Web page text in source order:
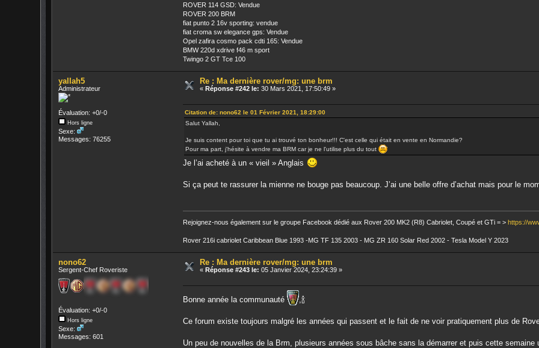
ROVER 114 GSD: Vendue
ROVER 200 BRM
fiat punto 2 16v sporting: vendue
fiat croma sw elegance gps: Vendue
Opel zafira cosmo pack cdti 165: Vendue
BMW 220d xdrive f46 m sport
Twingo 2 GT Tce 100
yallah5
Administrateur
Évaluation: +0/-0
Hors ligne
Sexe:
Messages: 76255
Re : Ma dernière rover/mg: une brm
«Réponse #242 le: 30 Mars 2021, 17:50:49 »
Citation de: nono62 le 01 Février 2021, 18:29:00
Salut Yallah,
Je suis content pour toi que tu ai trouvé ton bonheur!!! C'est celle qui était en vente en Normandie?
Pour ma part, j'hésite à vendre ma BRM car je ne l'utilise plus du tout
Je l’ai acheté à un « vieil » Anglais
Si ça peut te rassurer la mienne ne bouge pas beaucoup. J’ai une belle offre d’achat mais pour le
Rejoignez-nous également sur le groupe Facebook dédié aux Rover 200 MK2 (R8) Cabriolet, Coupé et GTi = > https://
Rover 216i cabriolet Caribbean Blue 1993 -MG TF 135 2003 - MG ZR 160 Solar Red 2002 - Tesla Model Y 2023
nono62
Sergent-Chef Roveriste
Évaluation: +0/-0
Hors ligne
Sexe:
Messages: 601
Re : Ma dernière rover/mg: une brm
«Réponse #243 le: 05 Janvier 2024, 23:24:39 »
Bonne année la communauté ,🍾
Ce forum existe toujours malgré les années qui passent et le fait de ne voir pratiquement plus de
Un peu de nouvelles de la Brm, plusieurs années sous bâche sans la démarrer et puis cette